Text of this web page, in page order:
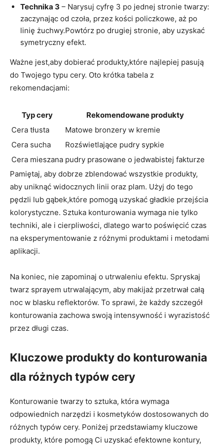
Technika 3 – Narysuj cyfrę 3 po jednej stronie twarzy:
⁢zaczynając od‌ czoła, przez kości‍ policzkowe,‍ aż⁤ po
linię żuchwy.Powtórz po drugiej stronie, aby uzyskać
symetryczny efekt.
Ważne jest,aby⁢ dobierać produkty,które⁤ najlepiej pasują
do Twojego typu cery. Oto krótka tabela ‌z⁤
rekomendacjami:
Typ‌ cery
Rekomendowane produkty
Cera tłusta
Matowe​ bronzery w kremie
Cera sucha
Rozświetlające ‌pudry ​sypkie
Cera ⁢mieszana pudry prasowane o jedwabistej ⁣fakturze
Pamiętaj, aby dobrze zblendować ‍wszystkie produkty,
aby uniknąć widocznych linii oraz plam. Użyj do tego
pędzli lub ⁢gąbek,które​ pomogą uzyskać gładkie przejścia
kolorystyczne. Sztuka konturowania⁣ wymaga nie tylko
techniki,​ ale i ⁢cierpliwości, dlatego warto poświęcić ‍czas
na eksperymentowanie​ z różnymi⁤ produktami i metodami
aplikacji.
Na koniec,‍ nie zapominaj o ‌utrwaleniu efektu. Spryskaj
twarz sprayem utrwalającym, aby makijaż przetrwał całą​
noc w blasku reflektorów. To ‌sprawi, że ⁣każdy ‍szczegół
konturowania zachowa swoją intensywność i wyrazistość
przez długi czas.
Kluczowe produkty‌ do ⁢konturowania⁢
dla różnych typów cery
Konturowanie twarzy to​ sztuka, która wymaga
odpowiednich narzędzi i kosmetyków dostosowanych do
różnych typów cery. Poniżej⁢ przedstawiamy kluczowe
produkty,‍ które pomogą Ci uzyskać ‍efektowne⁣ kontury,